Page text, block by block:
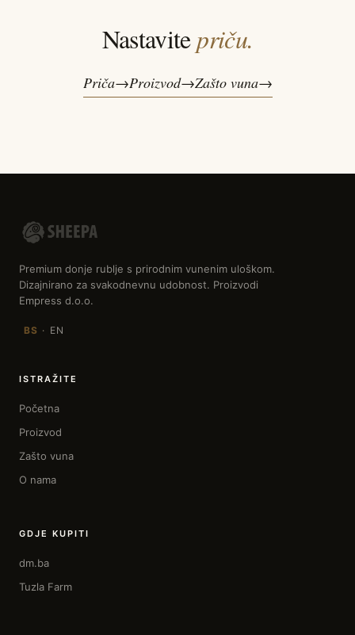
Nastavitepriču.
Priča Proizvod Zašto vuna
Premium donje rublje s prirodnim vunenim uloškom.
Dizajnirano za svakodnevnu udobnost. Proizvodi
Empress d.o.o.
BS · EN
ISTRAŽITE
Početna
Proizvod
Zašto vuna
O nama
GDJE KUPITI
dm.ba
Tuzla Farm